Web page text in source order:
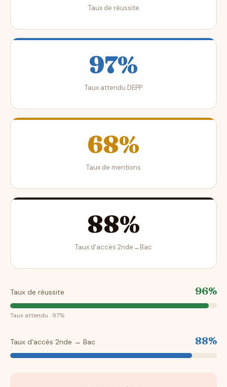
Taux de réussite
97%
Taux attendu DEPP
68%
Taux de mentions
88%
Taux d'accès 2nde→Bac
Taux de réussite 96%
Taux attendu : 97%
Taux d'accès 2nde → Bac 88%